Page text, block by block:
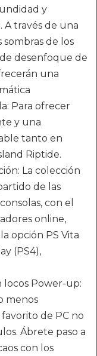
y
través de una
de los
desenfoque de
una
Para ofrecer
y una
tanto en
Riptide.
La colección
de las
con el
online,
opción PS Vita
(PS4),
locos Power-up:
menos
de PC no
Ábrete paso a
con los